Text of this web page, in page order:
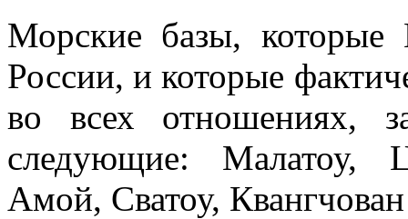
Морские базы, которые
России, и которые
во всех отношениях,
следующие: Малатоу,
Амой, Сватоу,